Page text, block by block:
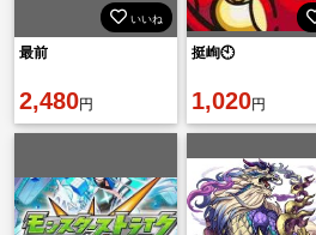
いいね
最前
2,480円
挺峋🕙
1,020円